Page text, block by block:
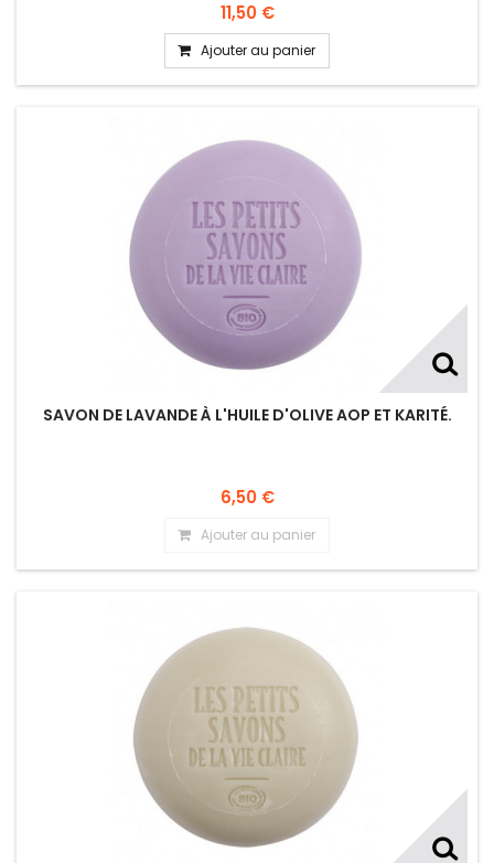
11,50 €
Ajouter au panier
SAVON DE LAVANDE À L'HUILE D'OLIVE AOP ET KARITÉ.
6,50 €
Ajouter au panier